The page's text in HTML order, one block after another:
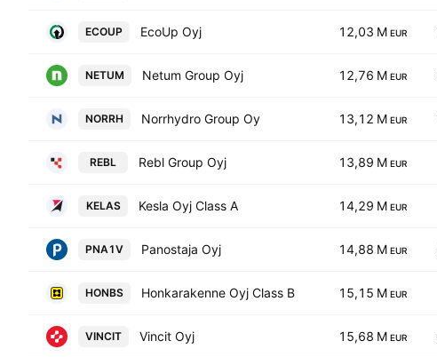
ECOUP EcoUp Oyj 12,03 M EUR
NETUM Netum Group Oyj 12,76 M EUR
NORRH Norrhydro Group Oy 13,12 M EUR
REBL Rebl Group Oyj 13,89 M EUR
KELAS Kesla Oyj Class A 14,29 M EUR
PNA1V Panostaja Oyj 14,88 M EUR
HONBS Honkarakenne Oyj Class B 15,15 M EUR
VINCIT Vincit Oyj 15,68 M EUR